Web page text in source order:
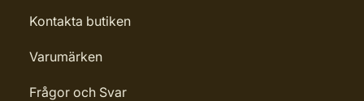
Kontakta butiken
Varumärken
Frågor och Svar